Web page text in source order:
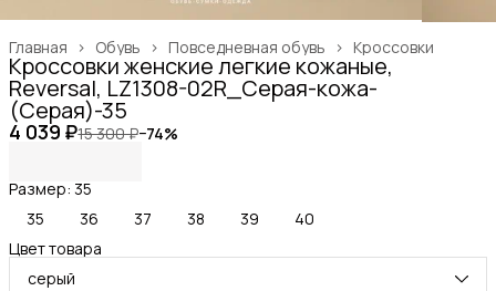
Кроссовки
Повседневная обувь ›
Обувь ›
Главная ›
Кроссовки женские легкие кожаные,
Reversal, LZ1308-02R_Серая-кожа-
(Серая)-35
4 039 ₽15 300 ₽−74%
Размер: 35
35
36 37 38 39
40
Цвет товара
серый